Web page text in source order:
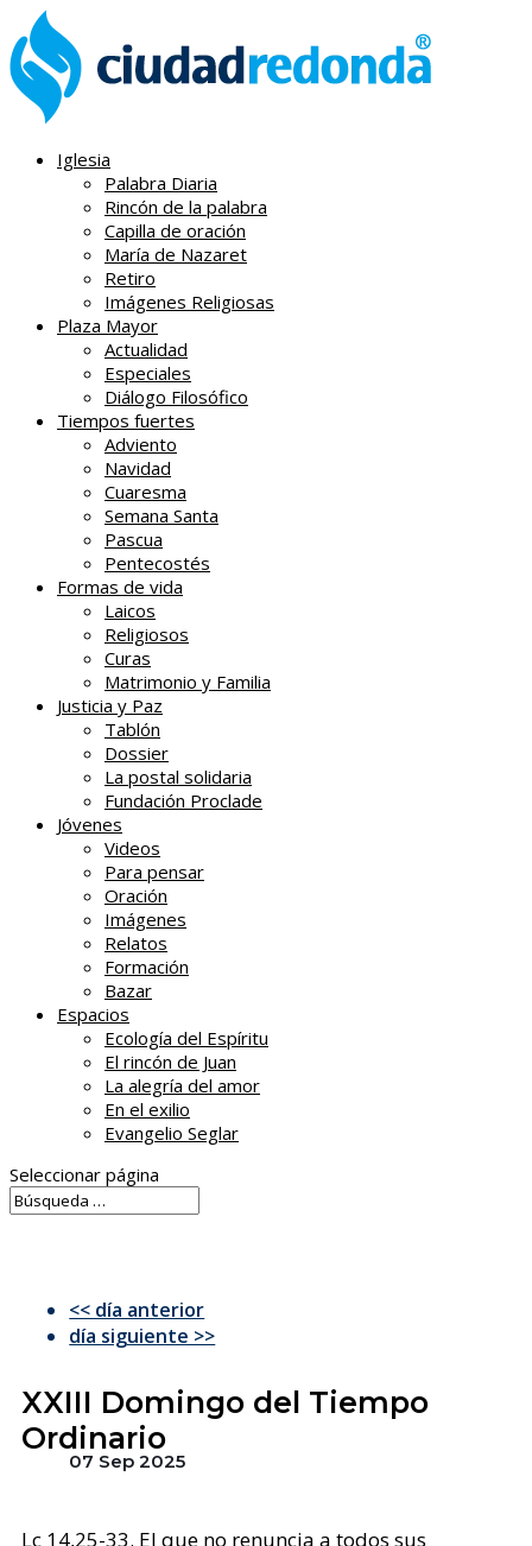
Iglesia
Palabra Diaria
Rincón de la palabra
Capilla de oración
María de Nazaret
Retiro
Imágenes Religiosas
Plaza Mayor
Actualidad
Especiales
Diálogo Filosófico
Tiempos fuertes
Adviento
Navidad
Cuaresma
Semana Santa
Pascua
Pentecostés
Formas de vida
Laicos
Religiosos
Curas
Matrimonio y Familia
Justicia y Paz
Tablón
Dossier
La postal solidaria
Fundación Proclade
Jóvenes
Videos
Para pensar
Oración
Imágenes
Relatos
Formación
Bazar
Espacios
Ecología del Espíritu
El rincón de Juan
La alegría del amor
En el exilio
Evangelio Seglar
Seleccionar página
<< día anterior
día siguiente >>
XXIII Domingo del Tiempo
Ordinario
07 Sep 2025
Lc 14,25-33. El que no renuncia a todos sus